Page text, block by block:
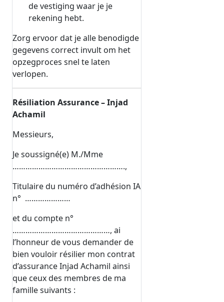
de vestiging waar je je
rekening hebt.
Zorg ervoor dat je alle benodigde
gegevens correct invult om het
opzegproces snel te laten
verlopen.
Résiliation Assurance – Injad
Achamil
Messieurs,
Je soussigné(e) M./Mme
…………………………………………….,
Titulaire du numéro d’adhésion IA
n° …………………
et du compte n°
………………………………………, ai
l’honneur de vous demander de
bien vouloir résilier mon contrat
d’assurance Injad Achamil ainsi
que ceux des membres de ma
famille suivants :